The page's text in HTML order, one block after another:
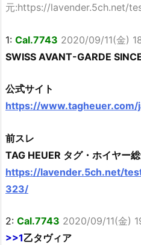
元:https://lavender.5ch.net/
1: Cal.7743 2020/09/11(金)
SWISS AVANT-GARDE
公式サイト
https://www.tagheuer.com/
前スレ
TAG HEUER タグ・ホイヤー
https://lavender.5ch.net/
323/
2: Cal.7743 2020/09/11(金)
>>1乙タヴィア